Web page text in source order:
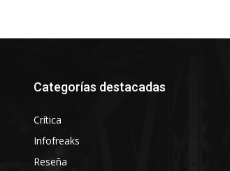
Categorías destacadas
Crítica
Infofreaks
Reseña